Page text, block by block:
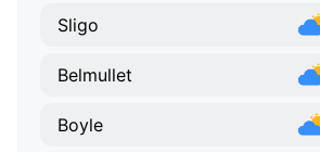
Sligo
Belmullet
Boyle